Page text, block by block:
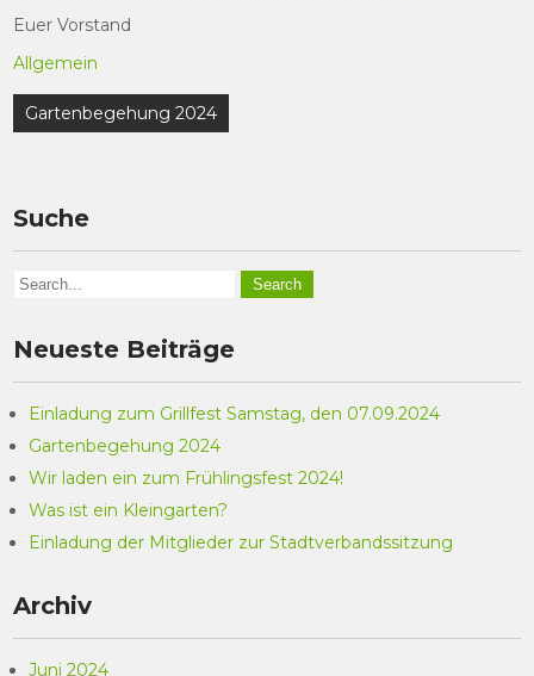
Euer Vorstand
Allgemein
Beitragsnavigation
Gartenbegehung 2024
Suche
Neueste Beiträge
Einladung zum Grillfest Samstag, den 07.09.2024
Gartenbegehung 2024
Wir laden ein zum Frühlingsfest 2024!
Was ist ein Kleingarten?
Einladung der Mitglieder zur Stadtverbandssitzung
Archiv
Juni 2024